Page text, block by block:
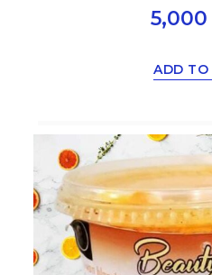
5,000
ADD TO